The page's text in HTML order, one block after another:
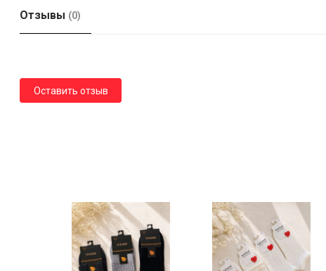
Отзывы (0)
Оставить отзыв